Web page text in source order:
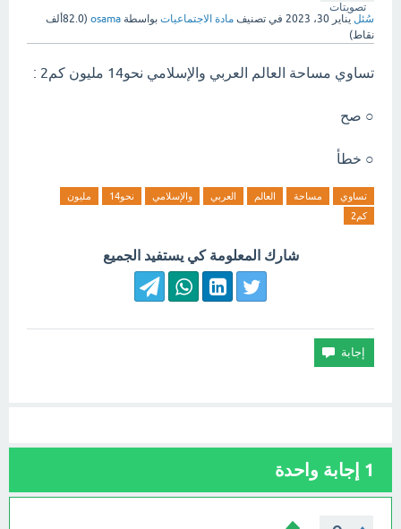
تصويتات
سُئل يناير 30، 2023 في تصنيف مادة الاجتماعيات بواسطة osama
(82.0ألف
نقاط)
تساوي مساحة العالم العربي والإسلامي نحو14 مليون كم2 :
○ صح
○ خطأ
تساوي مساحة العالم العربي والإسلامي نحو14
مليون
كم2
شارك المعلومة كي يستفيد الجميع
1 إجابة واحدة